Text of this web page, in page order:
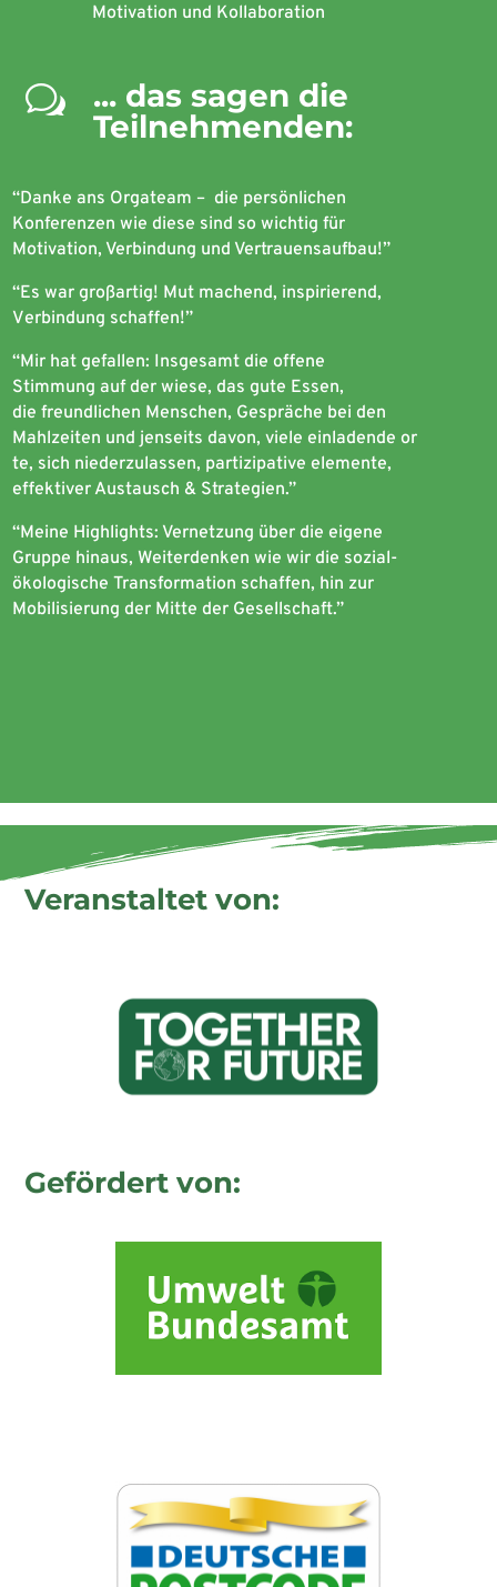
Motivation und Kollaboration
w
... das sagen die
Teilnehmenden:
“Danke ans Orgateam – die persönlichen
Konferenzen wie diese sind so wichtig für
Motivation, Verbindung und Vertrauensaufbau!”
“Es war großartig! Mut machend, inspirierend,
Verbindung schaffen!”
“Mir hat gefallen: Insgesamt die offene
Stimmung auf derwiese, das gute Essen,
diefreundlichen Menschen, Gespräche bei den
Mahlzeiten und jenseits davon,viele einladende or
te, sich niederzulassen, partizipative elemente,
effektiver Austausch & Strategien.”
“Meine Highlights: Vernetzung über die eigene
Gruppe hinaus, Weiterdenken wie wir die sozial-
ökologische Transformation schaffen, hin zur
Mobilisierung der Mitte der Gesellschaft.”
Veranstaltet von:
Gefördert von: